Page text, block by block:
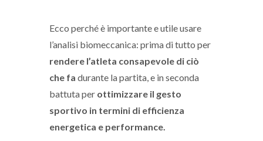
Ecco perché è importante e utile usare
l’analisi biomeccanica: prima di tutto per
rendere l’atleta consapevole di ciò
che fa durante la partita, e in seconda
battuta per ottimizzare il gesto
sportivo in termini di efficienza
energetica e performance.